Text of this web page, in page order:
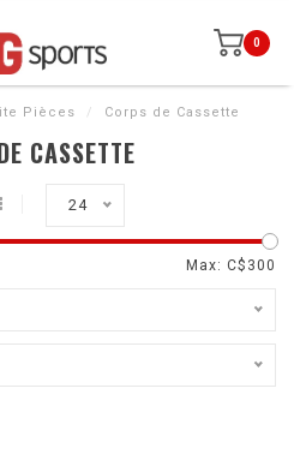
0
Pièces / Corps de Cassette
CASSETTE
24
Max: C$ 300